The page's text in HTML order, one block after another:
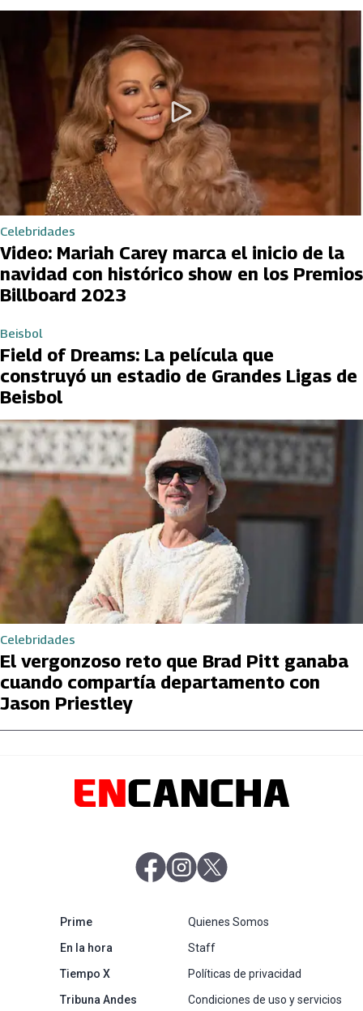
Celebridades
Video: Mariah Carey marca el inicio de la
navidad con histórico show en los Premios
Billboard 2023
Beisbol
Field of Dreams: La película que
construyó un estadio de Grandes Ligas de
Beisbol
Celebridades
El vergonzoso reto que Brad Pitt ganaba
cuando compartía departamento con
Jason Priestley
abre en nueva pestaña
abre en nueva pestaña
Primeabre en nueva pestaña
En la horaabre en nueva pestaña
Tiempo Xabre en nueva pestaña
Tribuna Andesabre en nueva pestaña
Quienes Somos
Staff
Políticas de privacidad
Condiciones de uso y servicios